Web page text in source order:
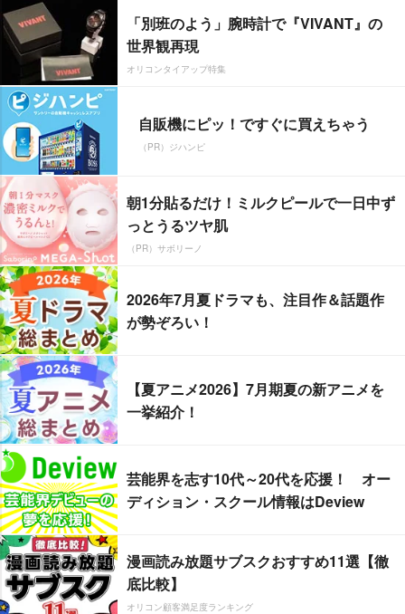
「別班のよう」腕時計で『VIVANT』の
世界観再現
オリコンタイアップ特集
自販機にピッ！ですぐに買えちゃう
（PR）ジハンピ
朝1分貼るだけ！ミルクピールで一日中ず
っとうるツヤ肌
（PR）サボリーノ
2026年7月夏ドラマも、注目作＆話題作
が勢ぞろい！
【夏アニメ2026】7月期夏の新アニメを
一挙紹介！
芸能界を志す10代～20代を応援！ オー
ディション・スクール情報はDeview
漫画読み放題サブスクおすすめ11選【徹
底比較】
オリコン顧客満足度ランキング